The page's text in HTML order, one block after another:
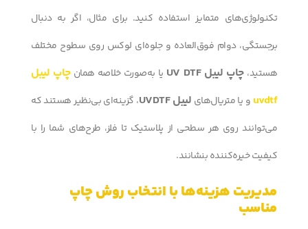
تکنولوژی‌های متمایز استفاده کنید. برای مثال، اگر به دنبال
برجستگی، دوام فوق‌العاده و جلوه‌ای لوکس روی سطوح مختلف
هستید،چاپ لیبل UV DTF یا به‌صورت خلاصه همانچاپ لیبل
uvdtf و یا متریال‌های لیبل UVDTF
، گزینه‌ای بی‌نظیر هستند که
می‌توانند روی هر سطحی از پلاستیک تا فلز، طرح‌های شما را با
کیفیت خیره‌کننده بنشانند.
مدیریت هزینه‌ها با انتخاب روش چاپ
مناسب